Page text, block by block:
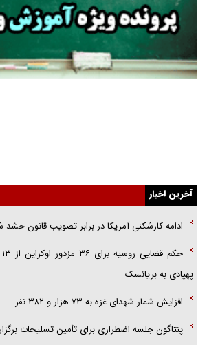
فوتبال و آن «بالا»!
راهبرد غافلگیری با نسل جدید پهپاد‌ها
جنجال پزشکان تقلبی در صنعت زیبایی
جزئیات شکنجه‌هایم فراتر از آن است که در بیان بگنجد!
گزارش «جوان» از قوانین
پلیس
تحلیل ابعاد پیام رهبر انقلاب به حزب‌الله/ مقاومت نقشه
آخرین اخبار
ادامه کارشکنی آمریکا در برابر تصویب قانون حشد
پهپادی به بریانسک
افزایش شمار شهدای غزه به ۷۳ هزار و ۳۸۲ نفر
پنتاگون جلسه اضطراری برای تأمین تسلیحات